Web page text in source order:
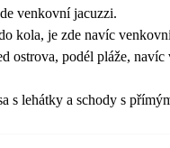
venkovní jacuzzi.
kola, je zde navíc
ostrova, podél pláže,
s lehátky a schody s